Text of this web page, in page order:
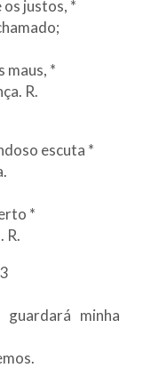
os justos, *
maus, *
R.
escuta *
*
R.
minha